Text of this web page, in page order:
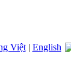
Việt| English